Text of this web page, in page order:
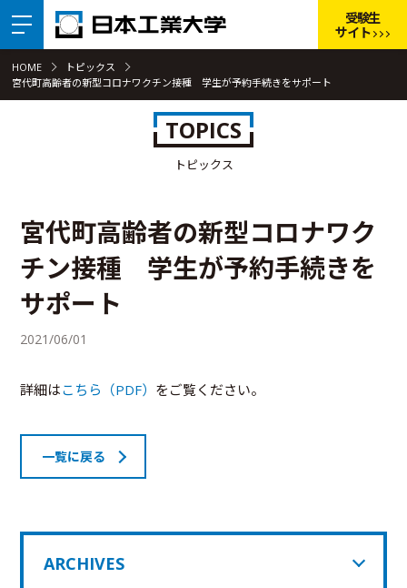
受験生
サイト
HOME
トピックス
宮代町高齢者の新型コロナワクチン接種 学生が予約手続きをサポート
TOPICS
トピックス
宮代町高齢者の新型コロナワク
チン接種 学生が予約手続きを
サポート
2021/06/01
詳細はこちら（PDF） をご覧ください。
一覧に戻る
ARCHIVES